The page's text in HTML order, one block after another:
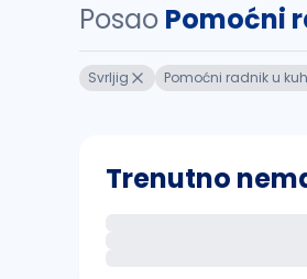
Posao Pomoćni
Svrljig Pomoćni radnik u
Trenutno